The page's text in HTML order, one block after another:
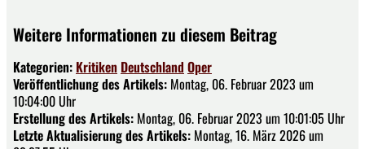
Weitere Informationen zu diesem Beitrag
Kategorien: Kritiken Deutschland Oper
Veröffentlichung des Artikels: Montag, 06. Februar 2023 um
10:04:00 Uhr
Erstellung des Artikels: Montag, 06. Februar 2023 um 10:01:05 Uhr
Letzte Aktualisierung des Artikels: Montag, 16. März 2026 um